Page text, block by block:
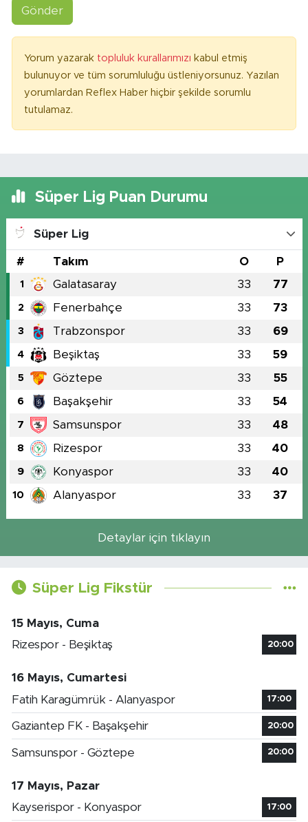
Gönder
Yorum yazarak topluluk kurallarımızı kabul etmiş
bulunuyor ve tüm sorumluluğu üstleniyorsunuz. Yazılan
yorumlardan Reflex Haber hiçbir şekilde sorumlu
tutulamaz.
Süper Lig Puan Durumu
Süper Lig
# Takım O P
1 Galatasaray 33 77
2 Fenerbahçe 33 73
3 Trabzonspor 33 69
4 Beşiktaş 33 59
5 Göztepe 33 55
6 Başakşehir 33 54
7 Samsunspor 33 48
8 Rizespor 33 40
9 Konyaspor 33 40
10 Alanyaspor 33 37
Detaylar için tıklayın
Süper Lig Fikstür
15 Mayıs, Cuma
Rizespor - Beşiktaş
20:00
16 Mayıs, Cumartesi
Fatih Karagümrük - Alanyaspor
17:00
Gaziantep FK - Başakşehir 20:00
Samsunspor - Göztepe 20:00
17 Mayıs, Pazar
Kayserispor - Konyaspor
17:00